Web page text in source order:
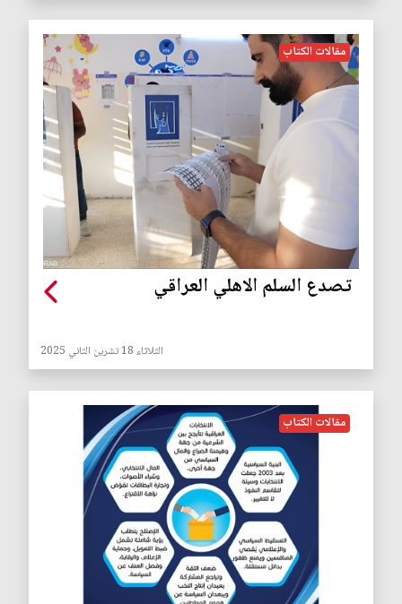
مقالات الكتاب
تصدع السلم الاهلي العراقي
الثلاثاء 18 تشرين الثاني 2025
مقالات الكتاب